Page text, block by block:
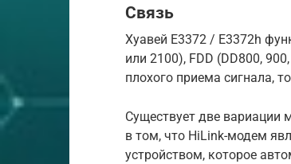
Связь
Хуавей E3372 / E3372h
или 2100), FDD (DD800,
плохого приема сигнала,
Существует две вариации
в том, что HiLink-модем
устройством, которое